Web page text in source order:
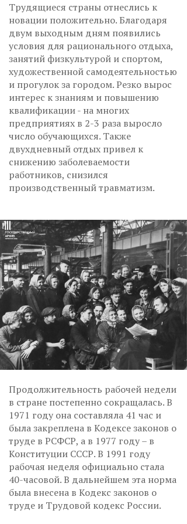
Трудящиеся страны отнеслись к
новации положительно. Благодаря
двум выходным дням появились
условия для рационального отдыха,
занятий физкультурой и спортом,
художественной самодеятельностью
и прогулок за городом. Резко вырос
интерес к знаниям и повышению
квалификации - на многих
предприятиях в 2-3 раза выросло
число обучающихся. Также
двухдневный отдых привел к
снижению заболеваемости
работников, снизился
производственный травматизм.
Продолжительность рабочей недели
в стране постепенно сокращалась. В
1971 году она составляла 41 час и
была закреплена в Кодексе законов о
труде в РСФСР, а в 1977 году – в
Конституции СССР. В 1991 году
рабочая неделя официально стала
40-часовой. В дальнейшем эта норма
была внесена в Кодекс законов о
труде и Трудовой кодекс России.